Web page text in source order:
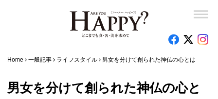
Home 一般記事 ライフスタイル 男女を分けて創られた神仏の心とは
男女を分けて創られた神仏の心と